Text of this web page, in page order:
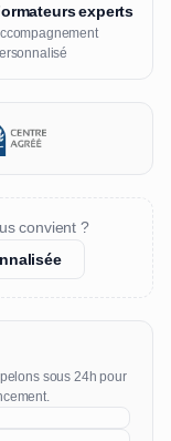
experts
convient ?
sous 24h pour